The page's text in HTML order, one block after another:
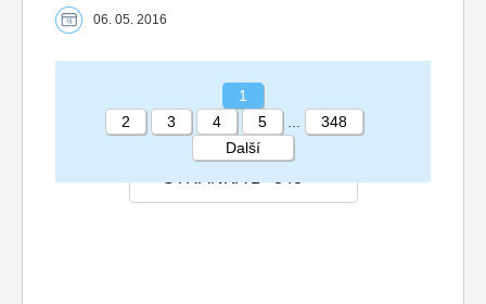
06. 05. 2016
1
2
3 4 5
348
Další